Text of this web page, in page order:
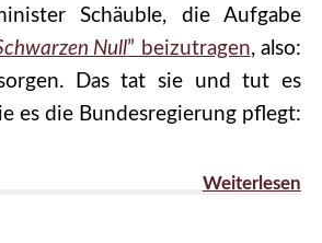
Schäuble, die Aufgabe
Null” beizutragen, also:
Das tat sie und tut es
es die Bundesregierung pflegt:
Weiterlesen